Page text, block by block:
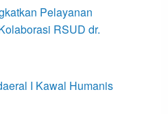
Pelayanan
RSUD dr.
I Kawal Humanis